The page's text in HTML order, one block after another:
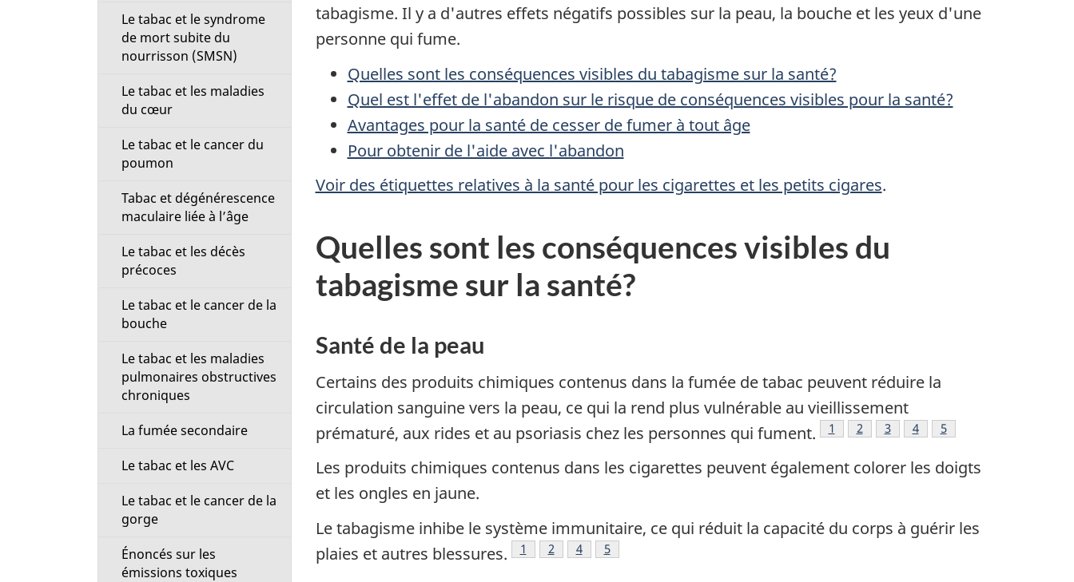
tabagisme. Il y a d'autres effets négatifs possibles sur la peau, la bouche et les yeux d'une
personne qui fume.
Quelles sont les conséquences visibles du tabagisme sur la santé?
Quel est l'effet de l'abandon sur le risque de conséquences visibles pour la santé?
Avantages pour la santé de cesser de fumer à tout âge
Pour obtenir de l'aide avec l'abandon
Voir des étiquettes relatives à la santé pour les cigarettes et les petits cigares.
Quelles sont les conséquences visibles du
tabagisme sur la santé?
Santé de la peau
Certains des produits chimiques contenus dans la fumée de tabac peuvent réduire la
circulation sanguine vers la peau, ce qui la rend plus vulnérable au vieillissement
prématuré, aux rides et au psoriasis chez les personnes qui fument.
Note de bas de page
1 Note de bas de page
2 Note de bas de page
3 Note de bas de page
4 Note de bas de page
5
Les produits chimiques contenus dans les cigarettes peuvent également colorer les doigts
et les ongles en jaune.
Le tabagisme inhibe le système immunitaire, ce qui réduit la capacité du corps à guérir les
plaies et autres blessures.
Note de bas de page
1 Note de bas de page
2 Note de bas de page
4 Note de bas de page
5
Le tabac et le syndrome
de mort subite du
nourrisson (SMSN)
Le tabac et les maladies
du cœur
Le tabac et le cancer du
poumon
Tabac et dégénérescence
maculaire liée à l’âge
Le tabac et les décès
précoces
Le tabac et le cancer de la
bouche
Le tabac et les maladies
pulmonaires obstructives
chroniques
La fumée secondaire
Le tabac et les AVC
Le tabac et le cancer de la
gorge
Énoncés sur les
émissions toxiques